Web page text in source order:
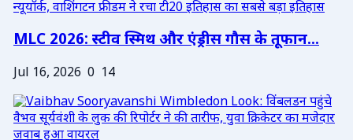
MLC 2026: स्टीव स्मिथ और एंड्रीस गौस के तूफान...
Jul 16, 2026 0 14